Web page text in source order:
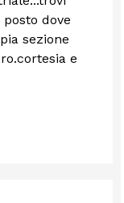
dove
sezione
e